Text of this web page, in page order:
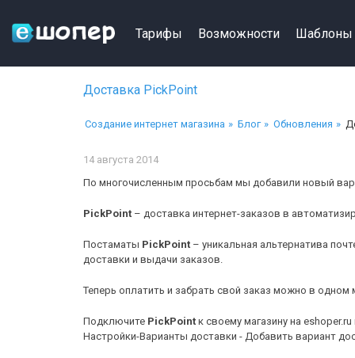
Тарифы Возможности Шаблоны
Доставка PickPoint
Создание интернет магазина Блог Обновления
14 августа 2014
По многочисленным просьбам мы добавили новый
PickPoint – доставка интернет-заказов в
Постаматы PickPoint – уникальная альтернатива
доставки и выдачи заказов.
Теперь оплатить и забрать свой заказ можно в одном
Подключите PickPoint к своему магазину на
Настройки-Варианты доставки - Добавить вариант